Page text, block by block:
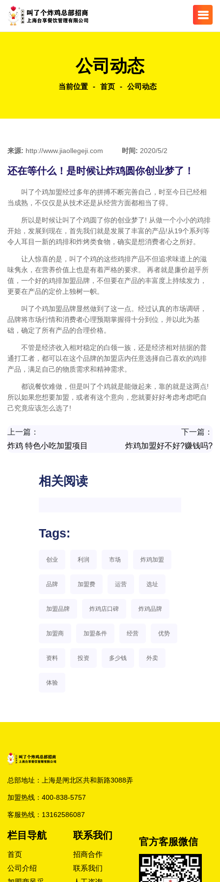
公司动态
当前位置 - 首页 - 公司动态
来源: http://www.jiaollegeji.com 时间: 2020/5/2
还在等什么！是时候让炸鸡圆你创业梦了！
叫了个鸡加盟经过多年的拼搏不断完善自己，时至今日已经相
当成熟，不仅仅是从技术还是从经营方面都相当了得。
所以是时候让叫了个鸡圆了你的创业梦了! 从做一个小小的鸡排
开始，发展到现在，首先我们就是发展了丰富的产品!从19个系列等
令人耳目一新的鸡排和炸烤类食物，确实是想消费者心之所好。
让人惊喜的是，叫了个鸡的这些鸡排产品不但追求味道上的滋
味隽永，在营养价值上也是有着严格的要求。 再者就是廉价超乎所
值，一个好的鸡排加盟品牌，不但要在产品的丰富度上持续发力，
更要在产品的定价上独树一帜。
叫了个鸡加盟品牌显然做到了这一点。经过认真的市场调研，
品牌将市场行情和消费者心理预期掌握得十分到位，并以此为基
础，确定了所有产品的合理价格。
不管是经济收入相对稳定的白领一族，还是经济相对拮据的普
通打工者，都可以在这个品牌的加盟店内任意选择自己喜欢的鸡排
产品，满足自己的物质需求和精神需求。
都说餐饮难做，但是叫了个鸡就是能做起来，靠的就是这两点!
所以如果您想要加盟，或者有这个意向，您就要好好考虑考虑吧自
己究竟应该怎么选了!
上一篇：
炸鸡 特色小吃加盟项目
下一篇：
炸鸡加盟好不好?赚钱吗?
相关阅读
Tags:
创业 利润 市场 炸鸡加盟
品牌 加盟费 运营 选址
加盟品牌 炸鸡店口碑 炸鸡品牌
加盟商 加盟条件 经营 优势
资料 投资 多少钱 外卖
体验
总部地址：上海是闸北区共和新路3088弄
加盟热线： 400-838-5757
客服热线： 13162586087
栏目导航
首页
公司介绍
联系我们
招商合作
联系我们
官方客服微信